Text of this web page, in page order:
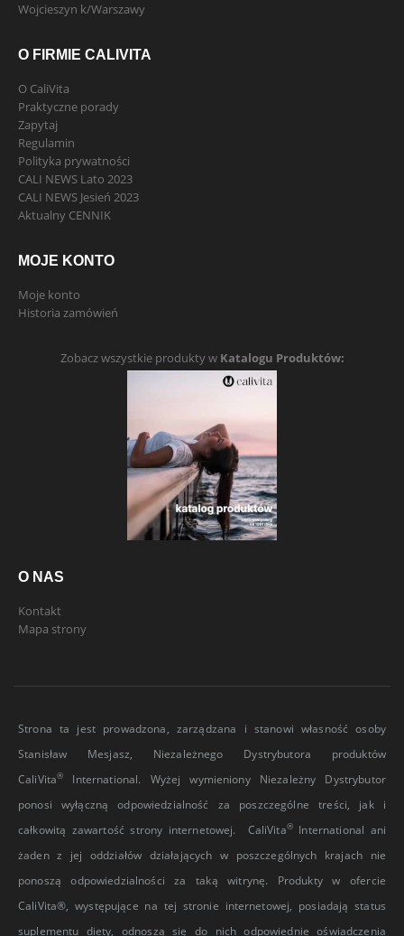
Wojcieszyn k/Warszawy
O FIRMIE CALIVITA
O CaliVita
Praktyczne porady
Zapytaj
Regulamin
Polityka prywatności
CALI NEWS Lato 2023
CALI NEWS Jesień 2023
Aktualny CENNIK
MOJE KONTO
Moje konto
Historia zamówień
Zobacz wszystkie produkty w Katalogu Produktów:
O NAS
Kontakt
Mapa strony
Strona ta jest prowadzona, zarządzana i stanowi własność osoby
Stanisław Mesjasz, Niezależnego Dystrybutora produktów
CaliVita®
International. Wyżej wymieniony Niezależny Dystrybutor
ponosi wyłączną odpowiedzialność za poszczególne treści, jak i
całkowitą zawartość strony internetowej. CaliVita®International ani
żaden z jej oddziałów działających w poszczególnych krajach nie
ponoszą odpowiedzialności za taką witrynę. Produkty w ofercie
CaliVita®, występujące na tej stronie internetowej, posiadają status
suplementu diety, odnoszą się do nich odpowiednie oświadczenia